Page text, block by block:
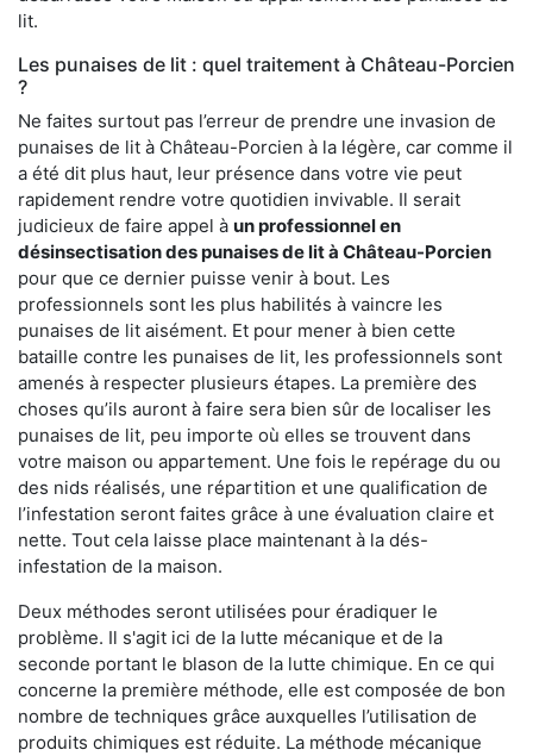
lit.
Les punaises de lit : quel traitement à Château-Porcien
?
Ne faites surtout pas l’erreur de prendre une invasion de
punaises de lit à Château-Porcien à la légère, car comme il
a été dit plus haut, leur présence dans votre vie peut
rapidement rendre votre quotidien invivable. Il serait
judicieux de faire appel à un professionnel en
désinsectisation des punaises de lit à Château-Porcien
pour que ce dernier puisse venir à bout. Les
professionnels sont les plus habilités à vaincre les
punaises de lit aisément. Et pour mener à bien cette
bataille contre les punaises de lit, les professionnels sont
amenés à respecter plusieurs étapes. La première des
choses qu’ils auront à faire sera bien sûr de localiser les
punaises de lit, peu importe où elles se trouvent dans
votre maison ou appartement. Une fois le repérage du ou
des nids réalisés, une répartition et une qualification de
l’infestation seront faites grâce à une évaluation claire et
nette. Tout cela laisse place maintenant à la dés-
infestation de la maison.
Deux méthodes seront utilisées pour éradiquer le
problème. Il s'agit ici de la lutte mécanique et de la
seconde portant le blason de la lutte chimique. En ce qui
concerne la première méthode, elle est composée de bon
nombre de techniques grâce auxquelles l’utilisation de
produits chimiques est réduite. La méthode mécanique